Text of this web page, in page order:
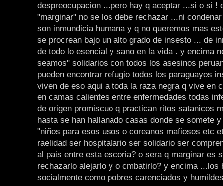
despreocupacion ...pero hay q aceptar ...si o si !
"marginar" no se los debe rechazar ...ni
son inmundicia humana y q no queremos mas
se procrean bajo un alto grado de insesto ... de
de todo lo esencial y sano en la vida . y encima
seamos" solidarios con todos los asesinos
pueden encontrar refugio todos los paraguayos
viven de eso aqui a toda la raza negra q vive en
en camas calientes entre enfermedades todas
de origen promiscuo q practican ritos satanicos
hasta se han hallanado casas donde se somete
"niños para esos usos o coreanos mafiosos etc
raelidad ser hospitalario ser solidario ser
al pais entre esta escoria? o sera q marginar es
rechazarlo alejarlo y o cmbatirlo? y encima ...los
socialmente como pobres carenciados y